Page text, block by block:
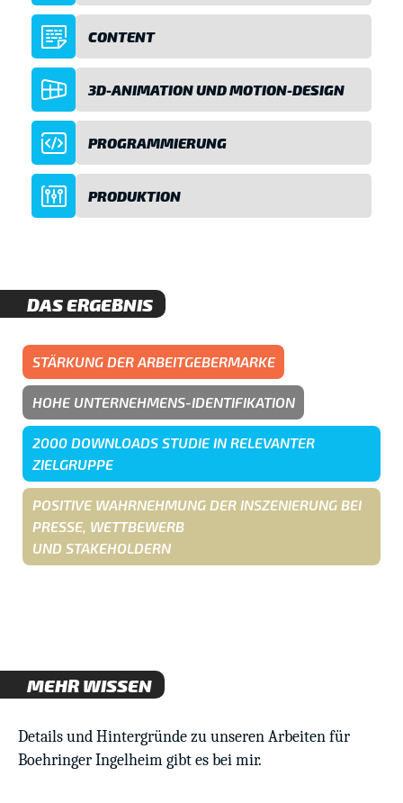
CONTENT
3D-ANIMATION UND MOTION-DESIGN
PROGRAMMIERUNG
PRODUKTION
DAS ERGEBNIS
STÄRKUNG DER ARBEITGEBERMARKE
HOHE UNTERNEHMENS-IDENTIFIKATION
2000 DOWNLOADS STUDIE IN RELEVANTER
ZIELGRUPPE
POSITIVE WAHRNEHMUNG DER INSZENIERUNG BEI
PRESSE, WETTBEWERB
UND STAKEHOLDERN
MEHR WISSEN
Details und Hintergründe zu unseren Arbeiten für
Boehringer Ingelheim gibt es bei mir.